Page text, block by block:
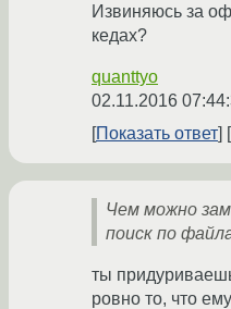
Извиняюсь за
кедах?
quanttyo
02.11.2016
Показать ответ
Чем можно
поиск по
ты
ровно то, что